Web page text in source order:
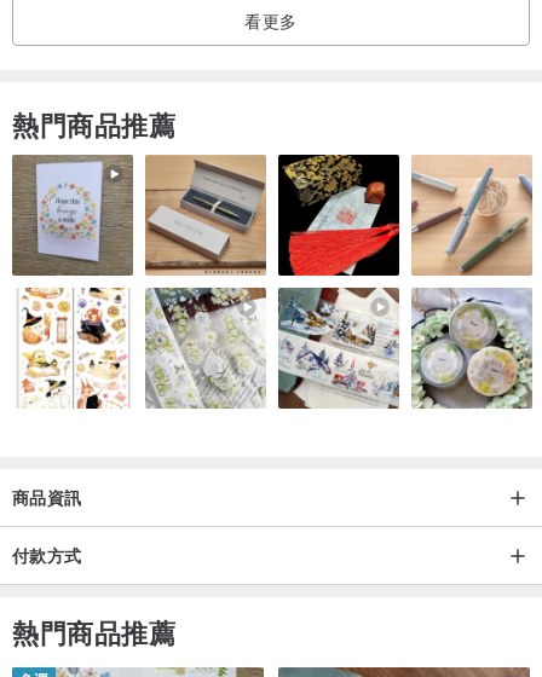
看更多
熱門商品推薦
商品資訊
付款方式
熱門商品推薦